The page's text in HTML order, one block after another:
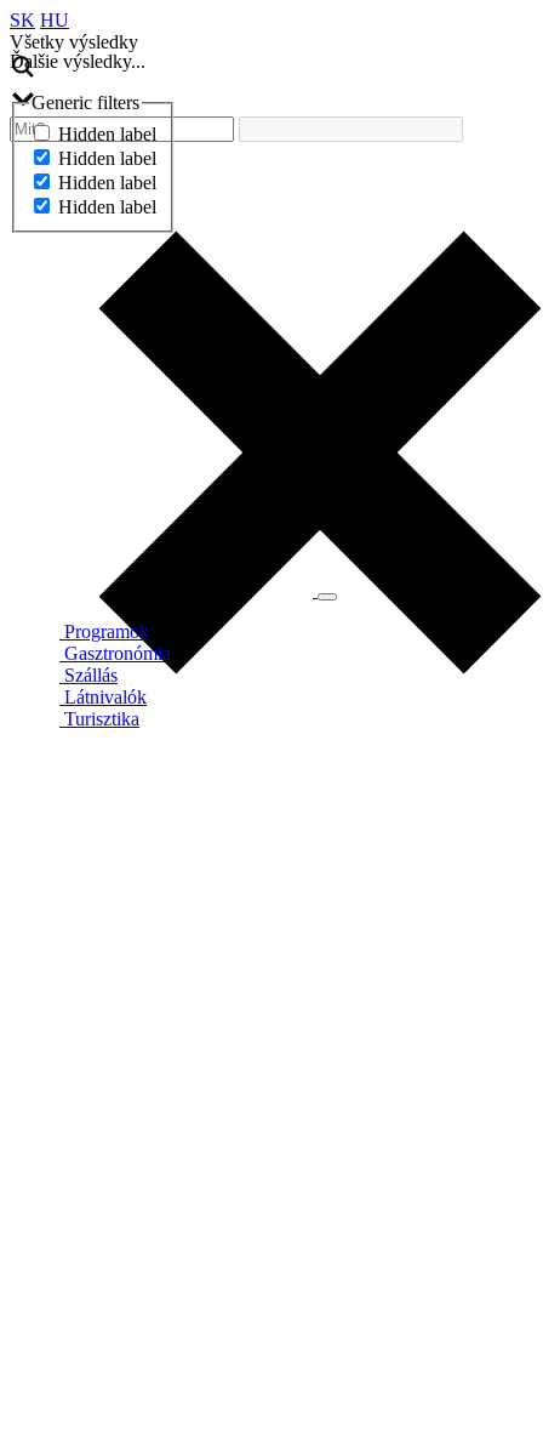
SK HU
Všetky výsledky
Ďalšie výsledky...
Generic filters
Hidden label
Hidden label
Hidden label
Hidden label
Ďalšie výsledky...
Programok
Gasztronómia
Szállás
Látnivalók
Turisztika